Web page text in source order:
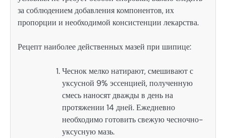
за соблюдением добавления компонентов, их
пропорции и необходимой консистенции лекарства.
Рецепт наиболее действенных мазей при шипице:
Чеснок мелко натирают, смешивают с
уксусной 9% эссенцией, полученную
смесь наносят дважды в день на
протяжении 14 дней. Ежедневно
необходимо готовить свежую чесночно-
уксусную мазь.